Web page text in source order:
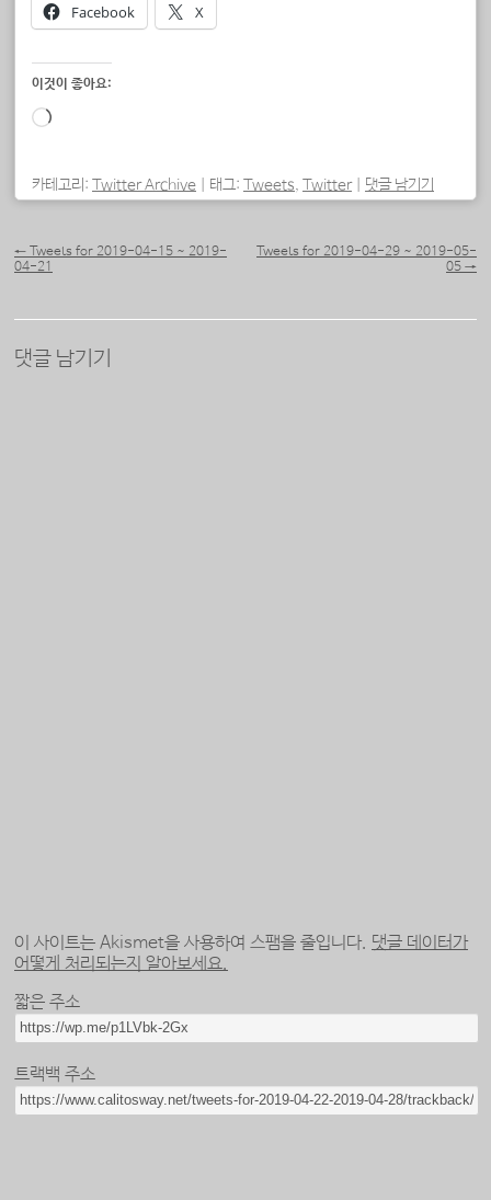
Facebook X
이것이 좋아요:
로
중...
카테고리: Twitter Archive 태그: Tweets, Twitter 댓글 남기기
← Tweets for 2019-04-15 ~ 2019-
04-21
Tweets for 2019-04-29 ~ 2019-05-
05 →
댓글 남기기
이 사이트는 Akismet을 사용하여 스팸을 줄입니다. 댓글 데이터가
어떻게 처리되는지 알아보세요.
짧은 주소
트랙백 주소